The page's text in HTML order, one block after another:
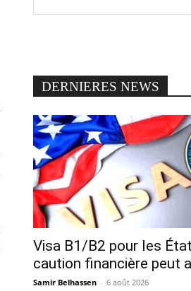
DERNIERES NEWS
Visa B1/B2 pour les
caution financière peut
Samir Belhassen - 6 août 2026